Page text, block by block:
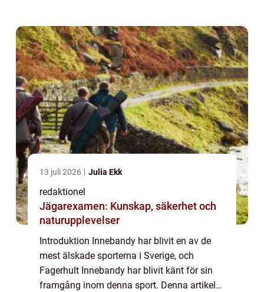
13 juli 2026 Julia Ekk
redaktionel
Jägarexamen: Kunskap, säkerhet och
naturupplevelser
Introduktion Innebandy har blivit en av de
mest älskade sporterna i Sverige, och
Fagerhult Innebandy har blivit känt för sin
framgång inom denna sport. Denna artikel